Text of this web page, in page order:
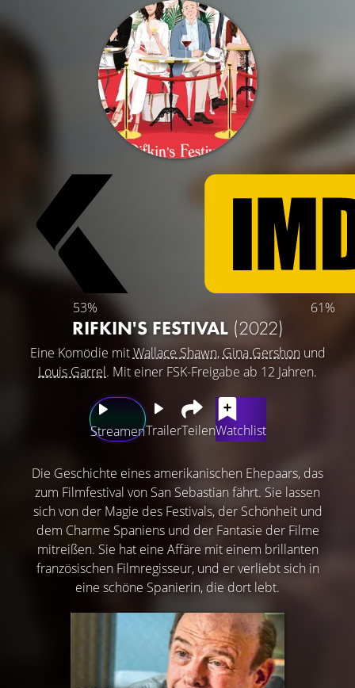
53% 61%
RIFKIN'S FESTIVAL (2022)
Eine Komödie mitWallace Shawn, Gina Gershonund
Louis Garrel. Mit einer FSK-Freigabe ab 12 Jahren.
StreamenTrailerTeilenWatchlist
Die Geschichte eines amerikanischen Ehepaars, das
zum Filmfestival von San Sebastian fährt. Sie lassen
sich von der Magie des Festivals, der Schönheit und
dem Charme Spaniens und der Fantasie der Filme
mitreißen. Sie hat eine Affäre mit einem brillanten
französischen Filmregisseur, und er verliebt sich in
eine schöne Spanierin, die dort lebt.